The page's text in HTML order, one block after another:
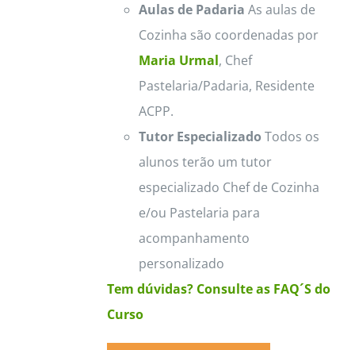
Aulas de Padaria As aulas de
Cozinha são coordenadas por
Maria Urmal, Chef
Pastelaria/Padaria, Residente
ACPP.
Tutor Especializado Todos os
alunos terão um tutor
especializado Chef de Cozinha
e/ou Pastelaria para
acompanhamento
personalizado
Tem dúvidas? Consulte as FAQ´S do
Curso